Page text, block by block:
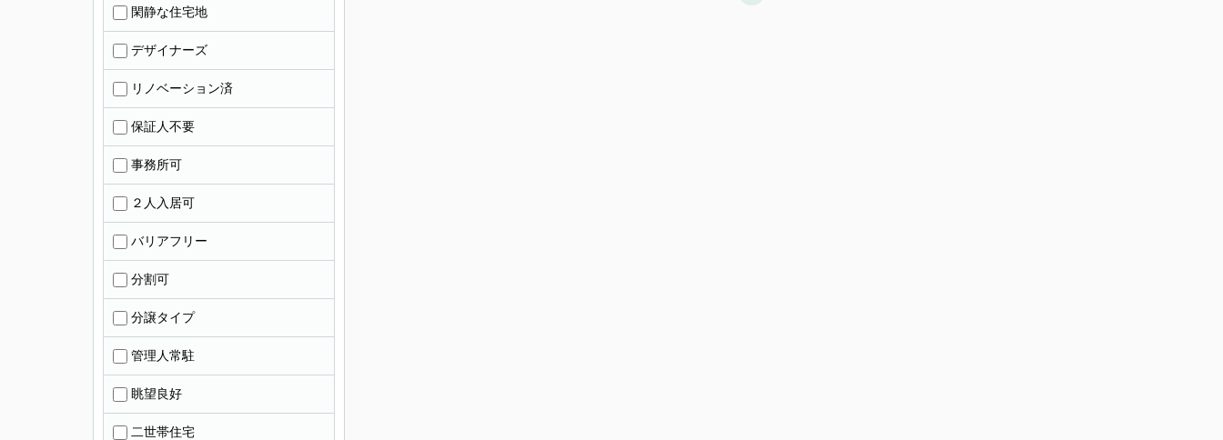
閑静な住宅地
デザイナーズ
リノベーション済
保証人不要
事務所可
２人入居可
バリアフリー
分割可
分譲タイプ
管理人常駐
眺望良好
二世帯住宅